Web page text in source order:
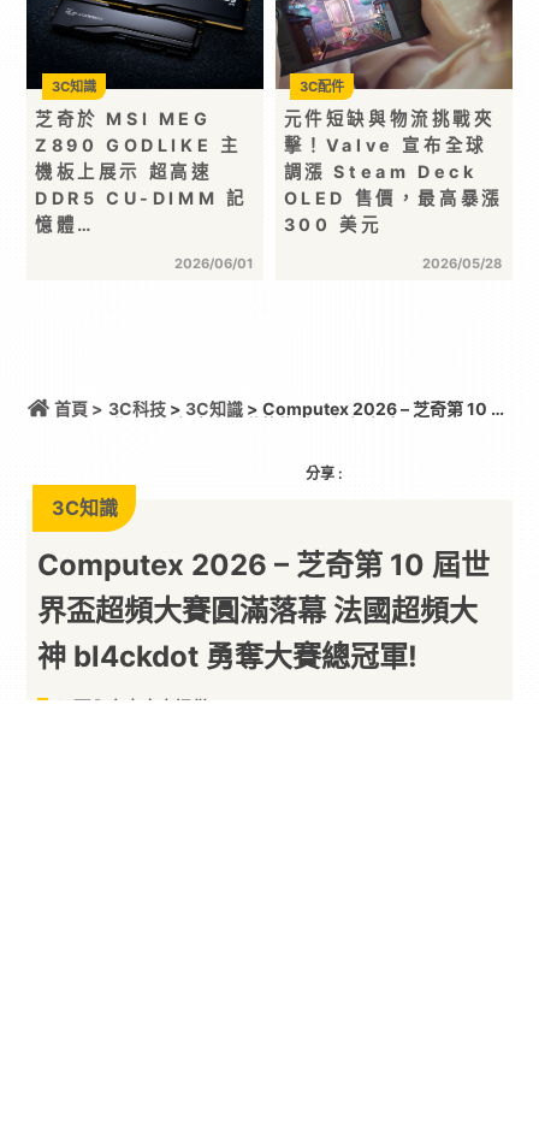
芝奇於 MSI MEG
Z890 GODLIKE 主
機板上展示 超高速
DDR5 CU-DIMM 記
憶體…
2026/06/01
3C知識
元件短缺與物流挑戰夾
擊！Valve 宣布全球
調漲 Steam Deck
OLED 售價，最高暴漲
300 美元
2026/05/28
3C配件
首頁 > 3C科技> 3C知識> Computex 2026 – 芝奇第 10 屆
分享 :
3C知識
Computex 2026 – 芝奇第 10 屆世
界盃超頻大賽圓滿落幕 法國超頻大
神 bl4ckdot 勇奪大賽總冠軍!